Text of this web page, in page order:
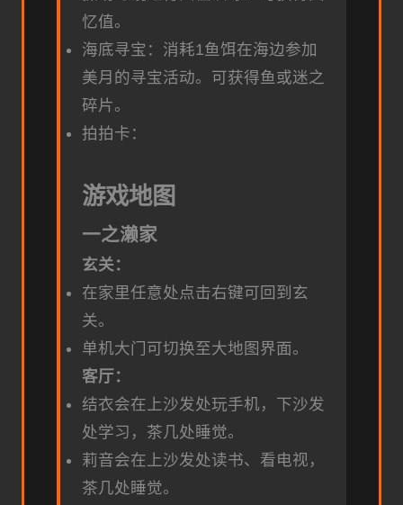
忆值。
海底寻宝：消耗1鱼饵在海边参加
美月的寻宝活动。可获得鱼或迷之
碎片。
拍拍卡：
游戏地图
一之濑家
玄关：
在家里任意处点击右键可回到玄
关。
单机大门可切换至大地图界面。
客厅：
结衣会在上沙发处玩手机，下沙发
处学习，茶几处睡觉。
莉音会在上沙发处读书、看电视，
茶几处睡觉。